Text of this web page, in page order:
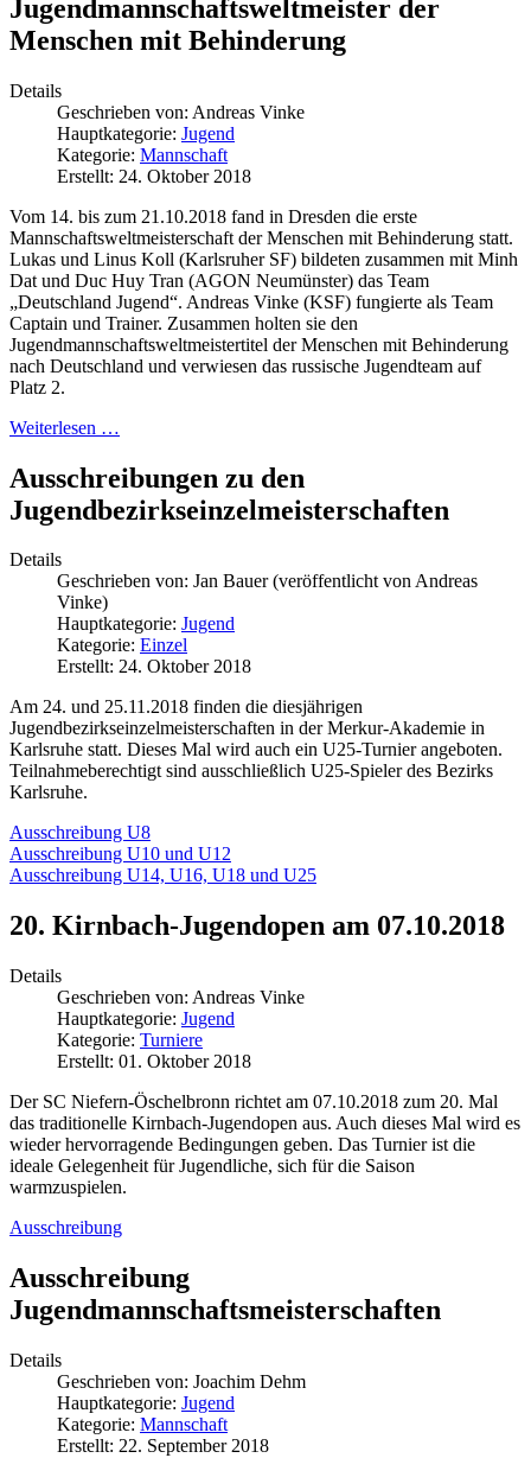
Jugendmannschaftsweltmeister der
Menschen mit Behinderung
Details
Geschrieben von: Andreas Vinke
Hauptkategorie: Jugend
Kategorie: Mannschaft
Erstellt: 24. Oktober 2018
Vom 14. bis zum 21.10.2018 fand in Dresden die erste
Mannschaftsweltmeisterschaft der Menschen mit Behinderung statt.
Lukas und Linus Koll (Karlsruher SF) bildeten zusammen mit Minh
Dat und Duc Huy Tran (AGON Neumünster) das Team
„Deutschland Jugend“. Andreas Vinke (KSF) fungierte als Team
Captain und Trainer. Zusammen holten sie den
Jugendmannschaftsweltmeistertitel der Menschen mit Behinderung
nach Deutschland und verwiesen das russische Jugendteam auf
Platz 2.
Weiterlesen …
Ausschreibungen zu den
Jugendbezirkseinzelmeisterschaften
Details
Geschrieben von: Jan Bauer (veröffentlicht von Andreas
Vinke)
Hauptkategorie: Jugend
Kategorie: Einzel
Erstellt: 24. Oktober 2018
Am 24. und 25.11.2018 finden die diesjährigen
Jugendbezirkseinzelmeisterschaften in der Merkur-Akademie in
Karlsruhe statt. Dieses Mal wird auch ein U25-Turnier angeboten.
Teilnahmeberechtigt sind ausschließlich U25-Spieler des Bezirks
Karlsruhe.
Ausschreibung U8
Ausschreibung U10 und U12
Ausschreibung U14, U16, U18 und U25
20. Kirnbach-Jugendopen am 07.10.2018
Details
Geschrieben von: Andreas Vinke
Hauptkategorie: Jugend
Kategorie: Turniere
Erstellt: 01. Oktober 2018
Der SC Niefern-Öschelbronn richtet am 07.10.2018 zum 20. Mal
das traditionelle Kirnbach-Jugendopen aus. Auch dieses Mal wird es
wieder hervorragende Bedingungen geben. Das Turnier ist die
ideale Gelegenheit für Jugendliche, sich für die Saison
warmzuspielen.
Ausschreibung
Ausschreibung
Jugendmannschaftsmeisterschaften
Details
Geschrieben von: Joachim Dehm
Hauptkategorie: Jugend
Kategorie: Mannschaft
Erstellt: 22. September 2018